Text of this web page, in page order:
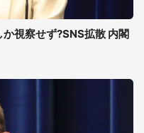
視察せず?SNS拡散 内閣